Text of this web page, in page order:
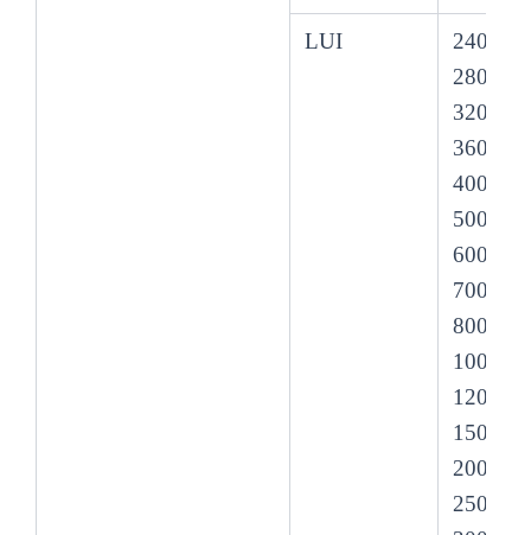
LUI
240#
280#
320#
360#
400#
500#
600#
700#
800#
1000#
1200#
1500#
2000#
2500#